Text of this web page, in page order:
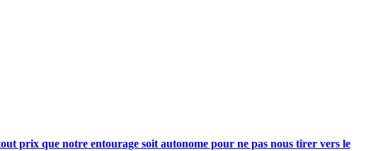
prix que notre entourage soit autonome pour ne pas nous tirer vers le